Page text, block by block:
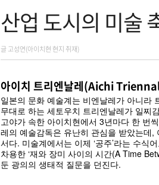
산업 도시의 미술
글 고성연(아이치현 현지 취재)
아이치 트리엔날레(Aichi
일본의 문화 예술계는 비엔날레가 아니라
무대로 하는 세토우치 트리엔날레가 일찌
고야가 속한 아이치현에서 3년마다 한 번
레의 예술감독은 유난히 관심을 받았는데
서다. 미술계에서는 이제 ‘공주’라는 수식
차용한 ‘재와 장미 사이의 시간(A Time
둔 광의의 생태적 질문을 던진다.